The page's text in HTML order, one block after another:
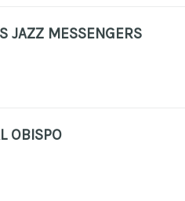
JAZZ MESSENGERS
OBISPO